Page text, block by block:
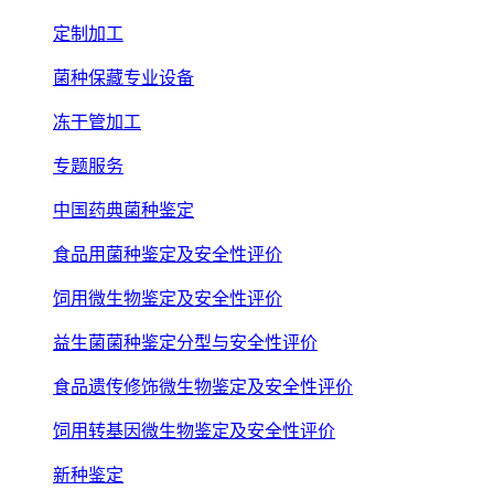
定制加工
菌种保藏专业设备
冻干管加工
专题服务
中国药典菌种鉴定
食品用菌种鉴定及安全性评价
饲用微生物鉴定及安全性评价
益生菌菌种鉴定分型与安全性评价
食品遗传修饰微生物鉴定及安全性评价
饲用转基因微生物鉴定及安全性评价
新种鉴定